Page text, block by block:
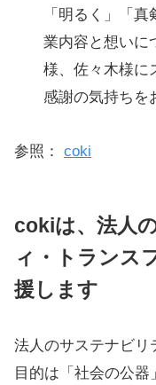
「明るく」「
業内容と想いに
様、佐々木様に
感謝の気持ちを
参照： coki
cokiは、法人
ィ・トランス
援します
法人のサステナビリ
目的は「社会の公